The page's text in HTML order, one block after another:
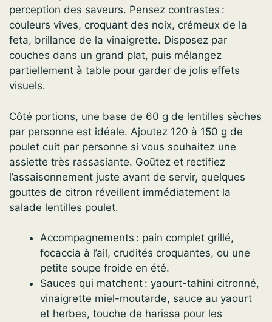
perception des saveurs. Pensez contrastes :
couleurs vives, croquant des noix, crémeux de la
feta, brillance de la vinaigrette. Disposez par
couches dans un grand plat, puis mélangez
partiellement à table pour garder de jolis effets
visuels.
Côté portions, une base de 60 g de lentilles sèches
par personne est idéale. Ajoutez 120 à 150 g de
poulet cuit par personne si vous souhaitez une
assiette très rassasiante. Goûtez et rectifiez
l’assaisonnement juste avant de servir, quelques
gouttes de citron réveillent immédiatement la
salade lentilles poulet.
Accompagnements : pain complet grillé,
focaccia à l’ail, crudités croquantes, ou une
petite soupe froide en été.
Sauces qui matchent : yaourt-tahini citronné,
vinaigrette miel-moutarde, sauce au yaourt
et herbes, touche de harissa pour les